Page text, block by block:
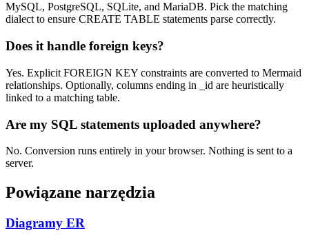
MySQL, PostgreSQL, SQLite, and MariaDB. Pick the matching
dialect to ensure CREATE TABLE statements parse correctly.
Does it handle foreign keys?
Yes. Explicit FOREIGN KEY constraints are converted to Mermaid
relationships. Optionally, columns ending in _id are heuristically
linked to a matching table.
Are my SQL statements uploaded anywhere?
No. Conversion runs entirely in your browser. Nothing is sent to a
server.
Powiązane narzędzia
Diagramy ER